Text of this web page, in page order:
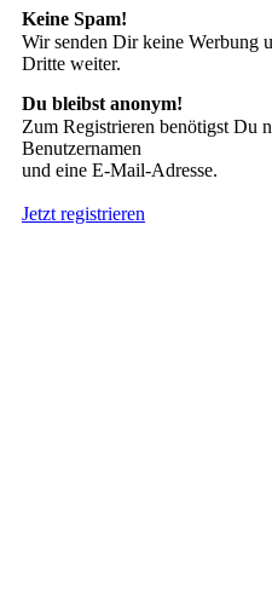
Keine Spam!
Wir senden Dir keine Werbung
Dritte weiter.
Du bleibst anonym!
Zum Registrieren benötigst Du
Benutzernamen
und eine E-Mail-Adresse.
Jetzt registrieren